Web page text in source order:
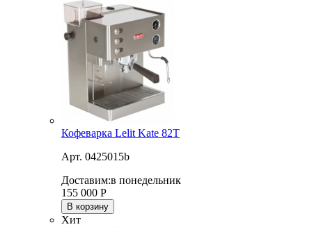
Кофеварка Lelit Kate 82T
Арт. 0425015b
Доставим:в понедельник
155 000 Р
В корзину
Хит